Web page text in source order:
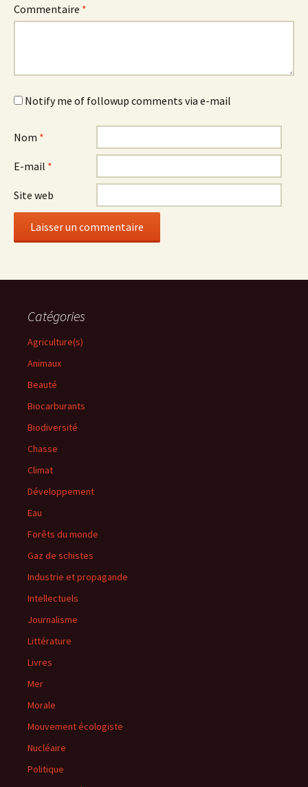
Commentaire *
Notify me of followup comments via e-mail
Nom *
E-mail *
Site web
Catégories
Agriculture(s)
Animaux
Beauté
Biocarburants
Biodiversité
Chasse
Climat
Développement
Eau
Forêts du monde
Gaz de schistes
Industrie et propagande
Intellectuels
Journalisme
Littérature
Livres
Mer
Morale
Mouvement écologiste
Nucléaire
Politique